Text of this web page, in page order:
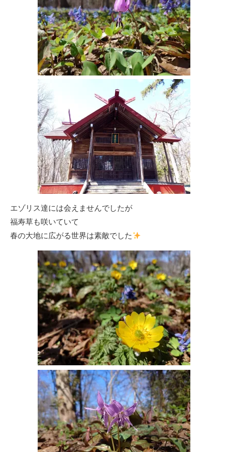
エゾリス達には会えませんでしたが️
福寿草も咲いていて
春の大地に広がる世界は素敵でした